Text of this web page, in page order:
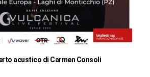
acustico di Carmen Consoli